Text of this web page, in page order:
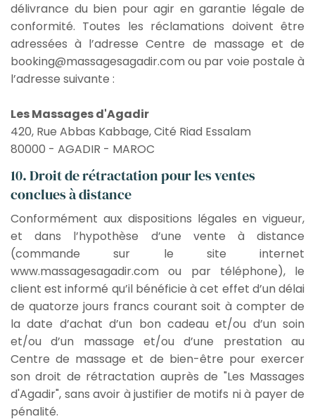
délivrance du bien pour agir en garantie légale de
conformité. Toutes les réclamations doivent être
adressées à l’adresse Centre de massage et de
booking@massagesagadir.com ou par voie postale à
l’adresse suivante :
Les Massages d'Agadir
420, Rue Abbas Kabbage, Cité Riad Essalam
80000 - AGADIR - MAROC
10. Droit de rétractation pour les ventes
conclues à distance
Conformément aux dispositions légales en vigueur,
et dans l’hypothèse d’une vente à distance
(commande sur le site internet
www.massagesagadir.com ou par téléphone), le
client est informé qu’il bénéficie à cet effet d’un délai
de quatorze jours francs courant soit à compter de
la date d’achat d’un bon cadeau et/ou d’un soin
et/ou d’un massage et/ou d’une prestation au
Centre de massage et de bien-être pour exercer
son droit de rétractation auprès de "Les Massages
d'Agadir", sans avoir à justifier de motifs ni à payer de
pénalité.